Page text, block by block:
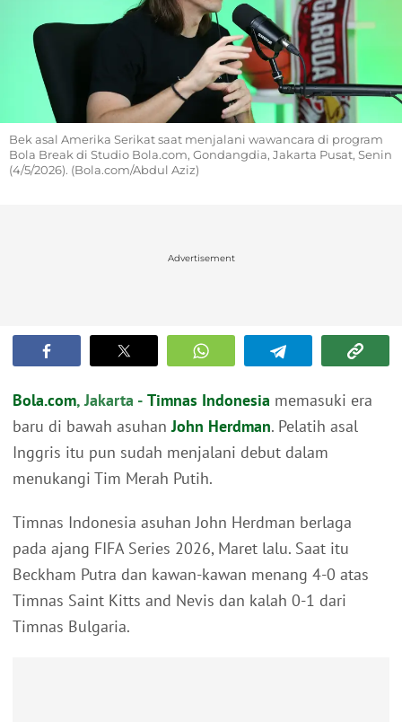
Bek asal Amerika Serikat saat menjalani wawancara di program
Bola Break di Studio Bola.com, Gondangdia, Jakarta Pusat, Senin
(4/5/2026). (Bola.com/Abdul Aziz)
Advertisement
Bola.com, Jakarta - Timnas Indonesia memasuki era
baru di bawah asuhanJohn Herdman. Pelatih asal
Inggris itu pun sudah menjalani debut dalam
menukangi Tim Merah Putih.
Timnas Indonesia asuhan John Herdman berlaga
pada ajang FIFA Series 2026, Maret lalu. Saat itu
Beckham Putra dan kawan-kawan menang 4-0 atas
Timnas Saint Kitts and Nevis dan kalah 0-1 dari
Timnas Bulgaria.